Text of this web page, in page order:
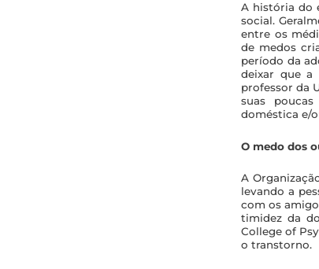
A história do
social.
entre os
de medos
período da
deixar que a
professor da
suas
doméstica e/
O medo dos
A
levando a
com os
timidez da
College of
o transtorno.